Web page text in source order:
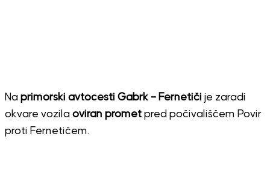
Na primorski avtocesti Gabrk – Fernetiči je zaradi
okvare vozilaoviran prometpred počivališčem Povir
proti Fernetičem.